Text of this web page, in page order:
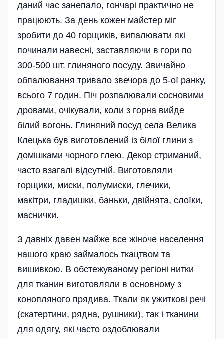
даний час занепало, гончарі практично не
працюють. За день кожен майстер міг
зробити до 40 горщиків, випалювати які
починали навесні, заставляючи в гори по
300-500 шт. глиняного посуду. Звичайно
обпалювання тривало звечора до 5-ої ранку,
всього 7 годин. Піч розпалювали сосновими
дровами, очікували, коли з горна вийде
білий вогонь. Глиняний посуд села Велика
Клецька був виготовлений із білої глини з
домішками чорного глею. Декор стриманий,
часто взагалі відсутній. Виготовляли
горщики, миски, полумиски, глечики,
макітри, гладишки, баньки, двійнята, слоїки,
маснички.
З давніх давен майже все жіноче населення
нашого краю займалось ткацтвом та
вишивкою. В обстежуваному регіоні нитки
для тканин виготовляли в основному з
конопляного прядива. Ткали як ужиткові речі
(скатертини, рядна, рушники), так і тканини
для одягу, які часто оздоблювали